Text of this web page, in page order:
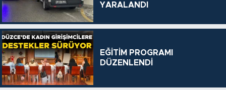
YARALANDI
EĞİTİM PROGRAMI
DÜZENLENDİ